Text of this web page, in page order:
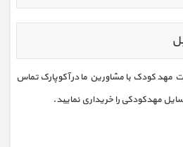
مهد کودک با مشاورین ما در آکوپارک تماس
مهدکودکی را خریداری نمایید.